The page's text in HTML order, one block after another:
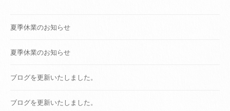
夏季休業のお知らせ
夏季休業のお知らせ
ブログを更新いたしました。
ブログを更新いたしました。